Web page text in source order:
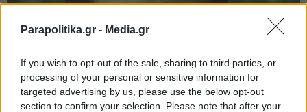
Parapolitika.gr - Media.gr
If you wish to opt-out of the sale, sharing to third parties, or
processing of your personal or sensitive information for
targeted advertising by us, please use the below opt-out
section to confirm your selection. Please note that after your